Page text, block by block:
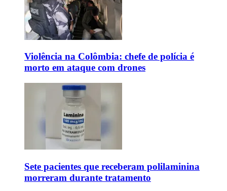
Violência na Colômbia: chefe de polícia é
morto em ataque com drones
Sete pacientes que receberam polilaminina
morreram durante tratamento